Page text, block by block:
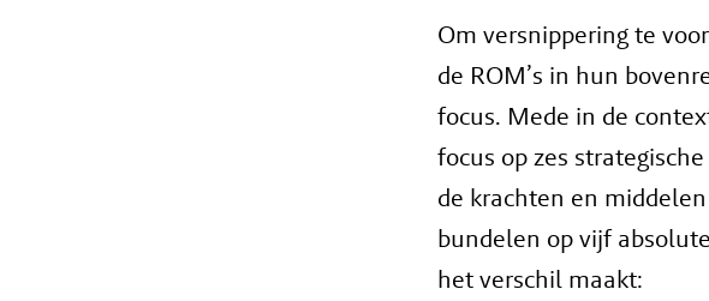
Om versnippering te
de ROM’s in hun
focus. Mede in de
focus op zes
de krachten en
bundelen op vijf
het verschil maakt: